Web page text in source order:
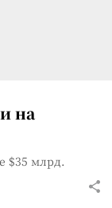
на
$35 млрд.